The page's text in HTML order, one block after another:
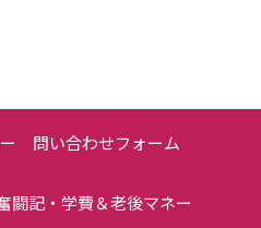
問い合わせフォーム
闘記・学費＆老後マネー